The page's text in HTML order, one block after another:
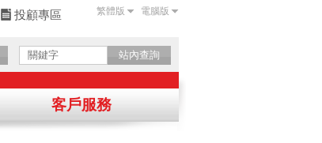
投顧專區 繁體版 電腦版
站內查詢
客戶服務